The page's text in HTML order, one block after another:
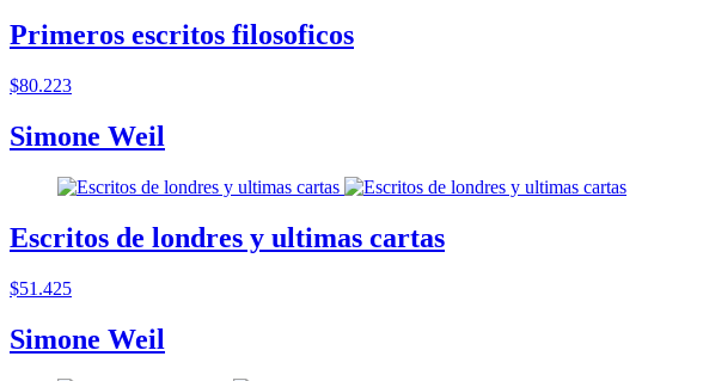
Primeros escritos filosoficos
$80.223
Simone Weil
Escritos de londres y ultimas cartas
$51.425
Simone Weil